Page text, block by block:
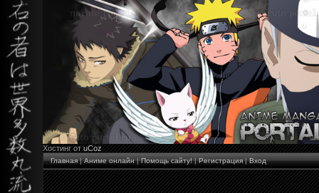
Хостинг отuCoz
Главная|Аниме онлайн|Помощь сайту!|Регистрация|Вход